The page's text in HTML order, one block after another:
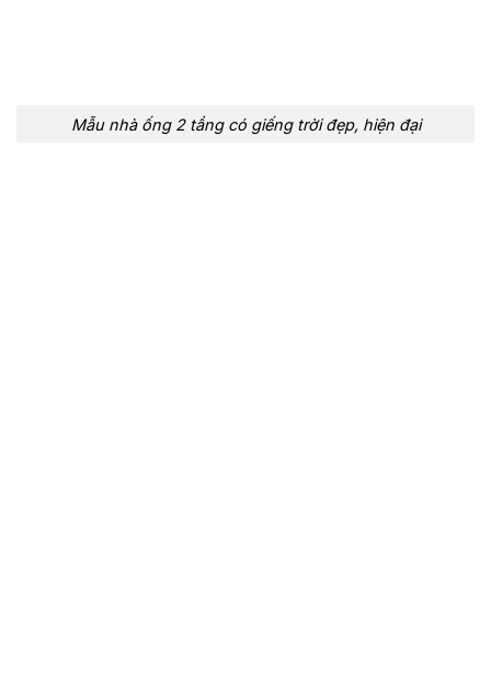
Mẫu nhà ống 2 tầng có giếng trời đẹp, hiện đại